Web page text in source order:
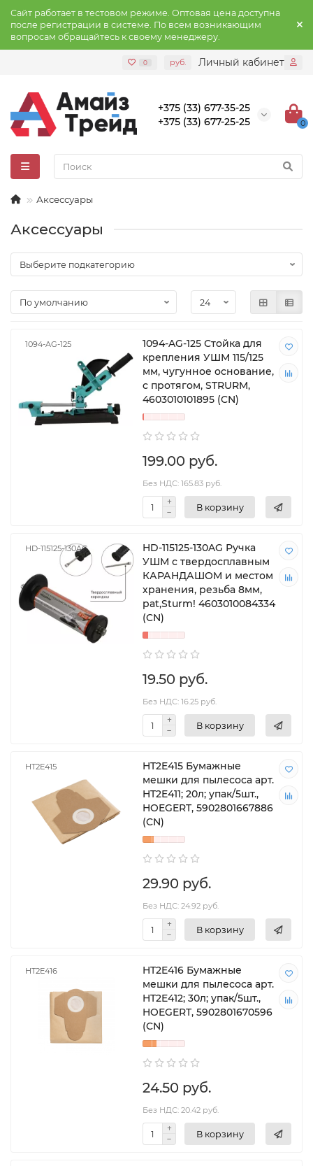
Сайт работает в тестовом режиме. Оптовая цена доступна
после регистрации в системе. По всем возникающим
вопросам обращайтесь к своему менеджеру.
0 руб. Личный кабинет
+375 (33) 677-35-25
+375 (33) 677-25-25
0
Аксессуары
Аксессуары
1094-AG-125
1094-AG-125 Стойка для
крепления УШМ 115/125
мм, чугунное основание,
с протягом, STRURM,
4603010101895 (CN)
199.00 руб.
Без НДС: 165.83 руб.
В корзину
HD-115125-130AG
HD-115125-130AG Ручка
УШМ с твердосплавным
КАРАНДАШОМ и местом
хранения, резьба 8мм,
pat,Sturm! 4603010084334
(CN)
19.50 руб.
Без НДС: 16.25 руб.
В корзину
HT2E415
HT2E415 Бумажные
мешки для пылесоса арт.
HT2E411; 20л; упак/5шт.,
HOEGERT, 5902801667886
(CN)
29.90 руб.
Без НДС: 24.92 руб.
В корзину
HT2E416
HT2E416 Бумажные
мешки для пылесоса арт.
HT2E412; 30л; упак/5шт.,
HOEGERT, 5902801670596
(CN)
24.50 руб.
Без НДС: 20.42 руб.
В корзину